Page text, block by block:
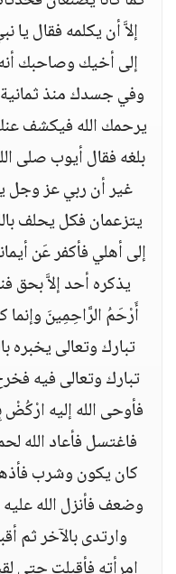
إلاَّ أن يكلمه فقال يا
إلى أخيك وصاحبك
وفي جسدك منذ
يرحمك الله فيكشف
بلغه فقال أيوب صلى
غير أن ربي عز وجل
يتزعمان فكل يحلف
إلى أهلي فأكفر عَن
يذكره أحد إلاَّ بحق
أَرْحَمُ الرَّاحِمِينَ
تبارك وتعالى يخبره
تبارك وتعالى فيه
فأوحى الله إليه
فاغتسل فأعاد الله
كان يكون وشرب
وضعف فأنزل الله
وارتدى بالآخر ثم